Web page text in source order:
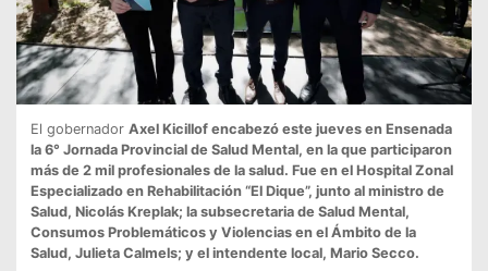
El gobernador Axel Kicillof encabezó este jueves en Ensenada
la 6° Jornada Provincial de Salud Mental, en la que participaron
más de 2 mil profesionales de la salud. Fue en el Hospital Zonal
Especializado en Rehabilitación “El Dique”, junto al ministro de
Salud, Nicolás Kreplak; la subsecretaria de Salud Mental,
Consumos Problemáticos y Violencias en el Ámbito de la
Salud, Julieta Calmels; y el intendente local, Mario Secco.